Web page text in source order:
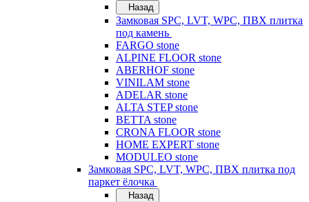
Назад
Замковая SPC, LVT, WPC, ПВХ плитка
под камень
FARGO stone
ALPINE FLOOR stone
ABERHOF stone
VINILAM stone
ADELAR stone
ALTA STEP stone
BETTA stone
CRONA FLOOR stone
HOME EXPERT stone
MODULEO stone
Замковая SPC, LVT, WPC, ПВХ плитка под
паркет ёлочка
Назад